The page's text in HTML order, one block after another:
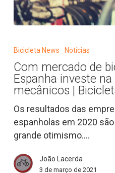
bicicletas
aquecido,
Espanha
investe
na
formação
mecânicos
Bicicleta News Notícias
Com mercado de
Espanha investe
mecânicos |
Os resultados das
espanholas em 2020
grande otimismo.…
João Lacerda
3 de março de 2021